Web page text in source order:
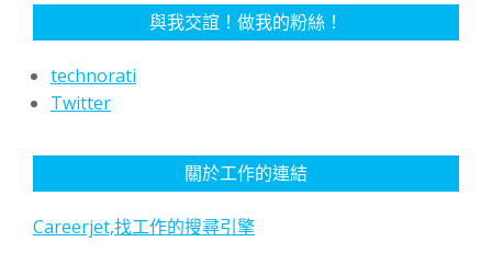
與我交誼！做我的粉絲！
technorati
Twitter
關於工作的連結
Careerjet,找工作的搜尋引擎